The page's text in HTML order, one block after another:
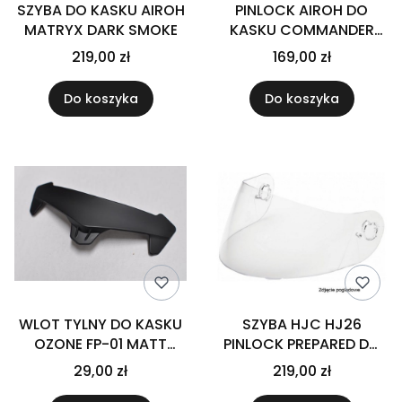
SZYBA DO KASKU AIROH
MATRYX DARK SMOKE
219,00 zł
Do koszyka
PINLOCK AIROH DO
KASKU COMMANDER
CLEAR
169,00 zł
Do koszyka
WLOT TYLNY DO KASKU
OZONE FP-01 MATT
BLACK NS
29,00 zł
SZYBA HJC HJ26
PINLOCK PREPARED DO
KASKU RPHA-11 CLEAR
219,00 zł